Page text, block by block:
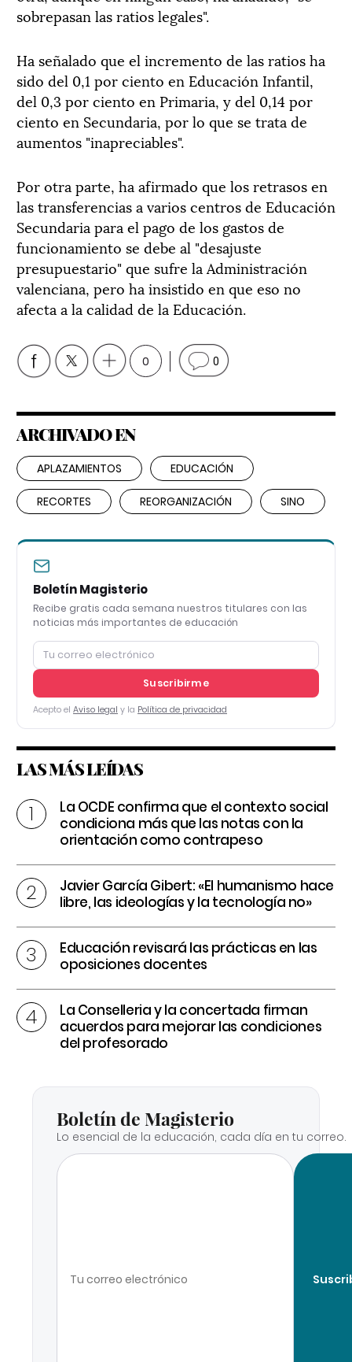
sobrepasan las ratios legales".
Ha señalado que el incremento de las ratios ha
sido del 0,1 por ciento en Educación Infantil,
del 0,3 por ciento en Primaria, y del 0,14 por
ciento en Secundaria, por lo que se trata de
aumentos "inapreciables".
Por otra parte, ha afirmado que los retrasos en
las transferencias a varios centros de Educación
Secundaria para el pago de los gastos de
funcionamiento se debe al "desajuste
presupuestario" que sufre la Administración
valenciana, pero ha insistido en que eso no
afecta a la calidad de la Educación.
0 0
ARCHIVADO EN
APLAZAMIENTOS EDUCACIÓN
RECORTES REORGANIZACIÓN SINO
Boletín Magisterio
Recibe gratis cada semana nuestros titulares con las
noticias más importantes de educación
Suscribirme
Acepto el Aviso legal y la Política de privacidad
LAS MÁS LEÍDAS
La OCDE confirma que el contexto social
condiciona más que las notas con la
orientación como contrapeso
Javier García Gibert: «El humanismo hace
libre, las ideologías y la tecnología no»
Educación revisará las prácticas en las
oposiciones docentes
La Conselleria y la concertada firman
acuerdos para mejorar las condiciones
del profesorado
Boletín de Magisterio
Lo esencial de la educación, cada día en tu correo.